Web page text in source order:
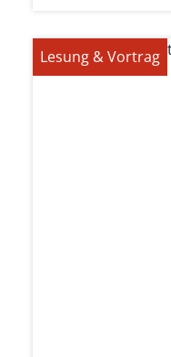
Lesung & Vortrag